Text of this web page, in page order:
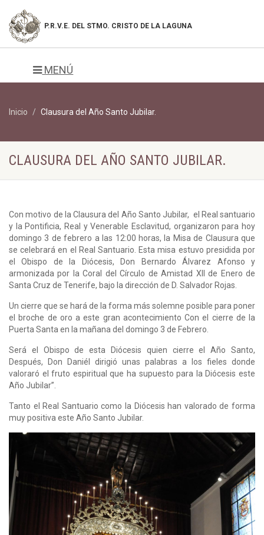
P.R.V.E. DEL STMO. CRISTO DE LA LAGUNA
MENÚ
Inicio Clausura del Año Santo Jubilar.
CLAUSURA DEL AÑO SANTO JUBILAR.
Con motivo de la Clausura del Año Santo Jubilar, el Real santuario
y la Pontificia, Real y Venerable Esclavitud, organizaron para hoy
domingo 3 de febrero a las 12:00 horas, la Misa de Clausura que
se celebrará en el Real Santuario. Esta misa estuvo presidida por
el Obispo de la Diócesis, Don Bernardo Álvarez Afonso y
armonizada por la Coral del Círculo de Amistad XII de Enero de
Santa Cruz de Tenerife, bajo la dirección de D. Salvador Rojas.
Un cierre que se hará de la forma más solemne posible para poner
el broche de oro a este gran acontecimiento Con el cierre de la
Puerta Santa en la mañana del domingo 3 de Febrero.
Será el Obispo de esta Diócesis quien cierre el Año Santo,
Después, Don Daniél dirigió unas palabras a los fieles donde
valoraró el fruto espiritual que ha supuesto para la Diócesis este
Año Jubilar”.
Tanto el Real Santuario como la Diócesis han valorado de forma
muy positiva este Año Santo Jubilar.